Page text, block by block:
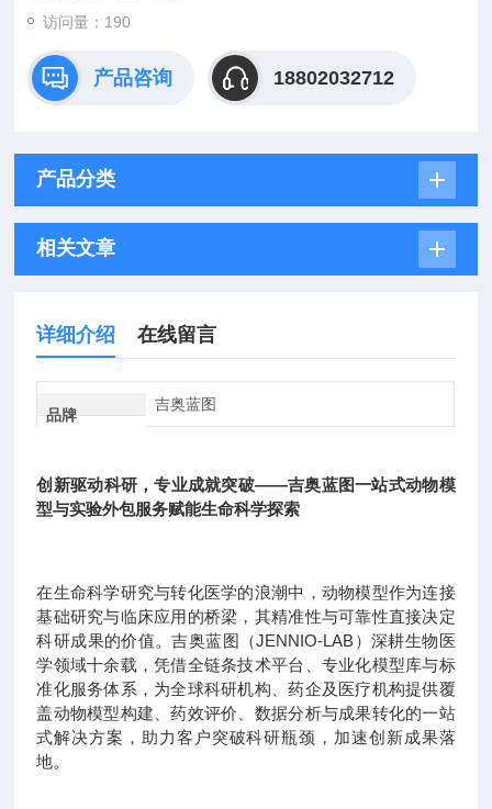
访问量：190
产品咨询 18802032712
产品分类
相关文章
详细介绍 在线留言
品牌
吉奥蓝图
创新驱动科研，专业成就突破——吉奥蓝图一站式动物模
型与实验外包服务赋能生命科学探索
在生命科学研究与转化医学的浪潮中，动物模型作为连接
基础研究与临床应用的桥梁，其精准性与可靠性直接决定
科研成果的价值。吉奥蓝图（JENNIO-LAB）深耕生物医
学领域十余载，凭借全链条技术平台、专业化模型库与标
准化服务体系，为全球科研机构、药企及医疗机构提供覆
盖动物模型构建、药效评价、数据分析与成果转化的一站
式解决方案，助力客户突破科研瓶颈，加速创新成果落
地。